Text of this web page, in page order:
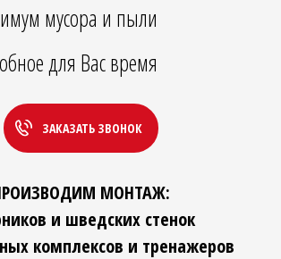
мусора и пыли
для Вас время
ЗАКАЗАТЬ ЗВОНОК
МОНТАЖ:
и шведских стенок
комплексов и тренажеров